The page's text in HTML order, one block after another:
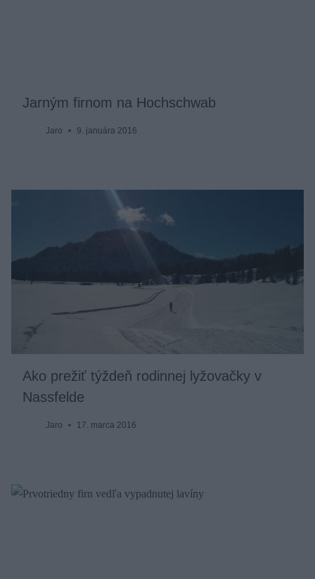
Jarným firnom na Hochschwab
Jaro 9. januára 2016
Ako prežiť týždeň rodinnej lyžovačky v
Nassfelde
Jaro 17. marca 2016